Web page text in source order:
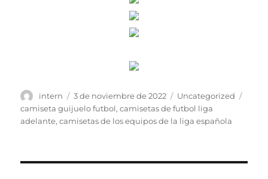
Autor
intern
Publicado
el
3 de noviembre de 2022 Categorías
Uncategorized
camiseta guijuelo futbol,camisetas de futbol liga
adelante,camisetas de los equipos de la liga española